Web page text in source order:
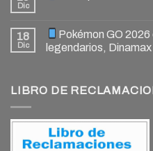
Dic
18
Dic
Pokémon GO
legendarios,
LIBRO DE